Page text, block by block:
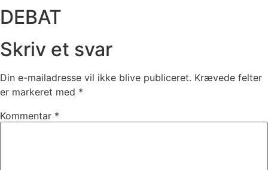
DEBAT
Skriv et svar
Din e-mailadresse vil ikke blive publiceret. Krævede felter
er markeret med *
Kommentar *